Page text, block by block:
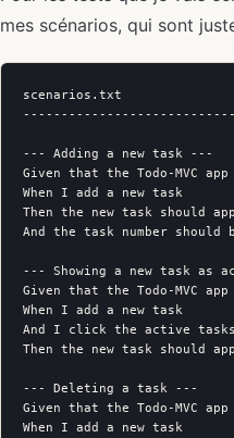
mes scénarios, qui sont
scenarios.txt
--- Adding a new task ---
Given that the Todo-MVC
When I add a new task
Then the new task should
And the task number should
--- Showing a new task as
Given that the Todo-MVC
When I add a new task
And I click the active
Then the new task should
--- Deleting a task ---
Given that the Todo-MVC
When I add a new task